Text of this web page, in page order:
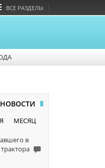
ВСЕ РАЗДЕЛЫ
МЕСЯЦ
в